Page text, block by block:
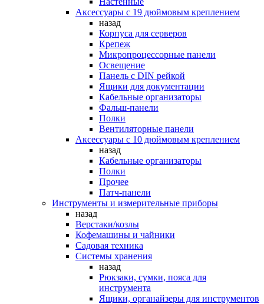
Аксессуары с 19 дюймовым креплением
назад
Корпуса для серверов
Крепеж
Микропроцессорные панели
Освещение
Панель с DIN рейкой
Ящики для документации
Кабельные организаторы
Фальш-панели
Полки
Вентиляторные панели
Аксессуары с 10 дюймовым креплением
назад
Кабельные организаторы
Полки
Прочее
Патч-панели
Инструменты и измерительные приборы
назад
Верстаки/козлы
Кофемашины и чайники
Садовая техника
Системы хранения
назад
Рюкзаки, сумки, пояса для
инструмента
Ящики, органайзеры для инструментов